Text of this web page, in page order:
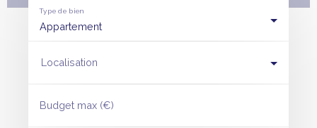
Appartement
Type de bien
Localisation
Budget max (€)